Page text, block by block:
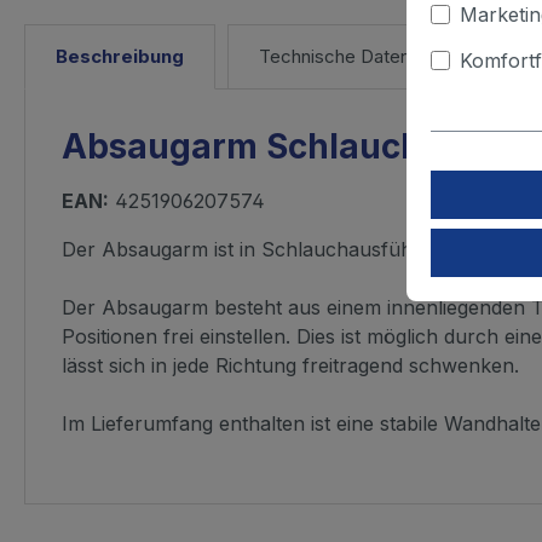
Beschreibung Technische Daten
Absaugarm
EAN: 4251906207574
Der Absaugarm ist in Schlauchausführung mit
Der Absaugarm besteht aus einem
Positionen frei einstellen. Dies ist möglich durch
lässt sich in jede Richtung freitragend schwenken.
Im Lieferumfang enthalten ist eine stabile